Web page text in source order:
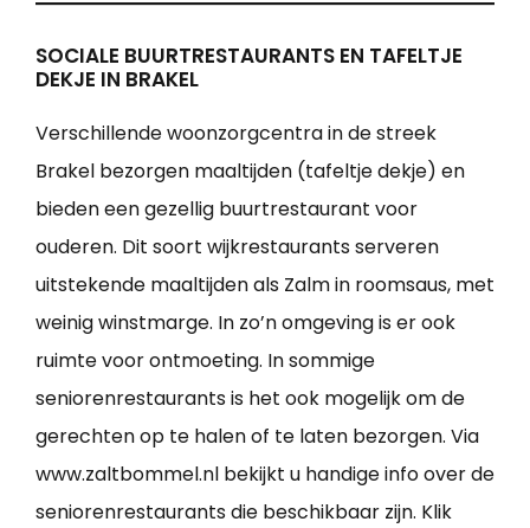
SOCIALE BUURTRESTAURANTS EN TAFELTJE
DEKJE IN BRAKEL
Verschillende woonzorgcentra in de streek
Brakel bezorgen maaltijden (tafeltje dekje) en
bieden een gezellig buurtrestaurant voor
ouderen. Dit soort wijkrestaurants serveren
uitstekende maaltijden als Zalm in roomsaus, met
weinig winstmarge. In zo’n omgeving is er ook
ruimte voor ontmoeting. In sommige
seniorenrestaurants is het ook mogelijk om de
gerechten op te halen of te laten bezorgen. Via
www.zaltbommel.nl bekijkt u handige info over de
seniorenrestaurants die beschikbaar zijn. Klik